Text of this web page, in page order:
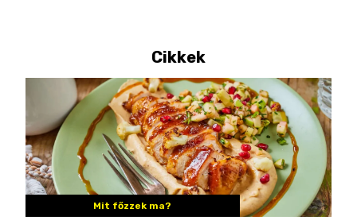
Cikkek
Mit főzzek ma?